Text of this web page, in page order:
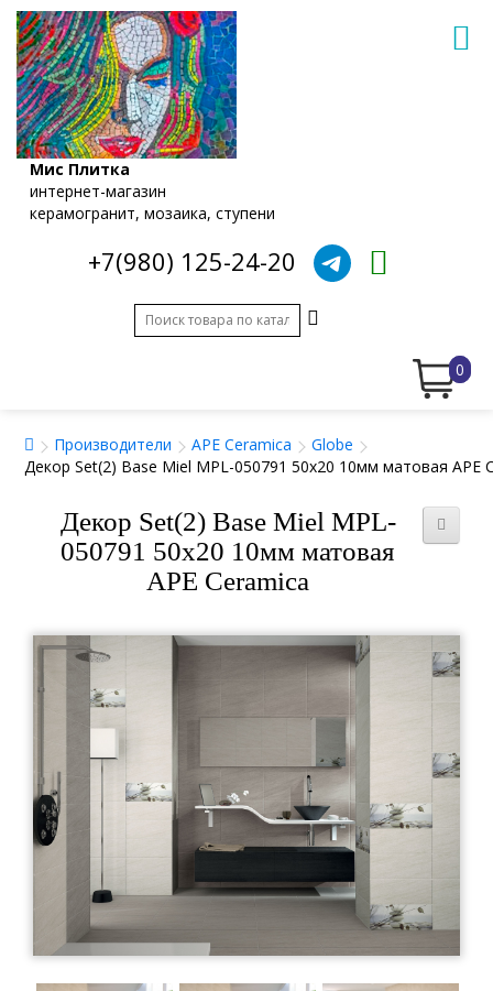
Мис Плитка
интернет-магазин
керамогранит, мозаика, ступени
+7(980) 125-24-20
0
Производители APE Ceramica
Globe
Декор Set(2) Base Miel MPL-050791 50x20 10мм матовая APE
Декор Set(2) Base Miel MPL-
050791 50x20 10мм матовая
APE Ceramica